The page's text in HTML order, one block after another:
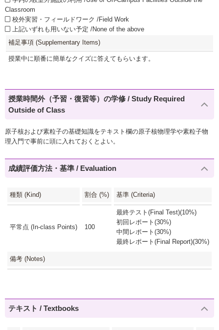
Classroom
校外実習・フィールドワーク /Field Work
上記いずれも用いない予定 /None of the above
補足事項 (Supplementary Items)
授業中に順番に簡単なクイズに答えてもらいます。
授業時間外（予習・復習等）の学修 / Study Required
Outside of Class
原子核および素粒子の基礎知識をテキスト欄の原子核物理学や素粒子物
理入門で事前に頭に入れておくとよい。
成績評価方法・基準 / Evaluation
種類 (Kind) 割合 (%) 基準 (Criteria)
平常点 (In-class Points) 100
最終テスト(Final Test)(10%)
初回レポート(30%)
中間レポート(30%)
最終レポート(Final Report)(30%)
備考 (Notes)
テキスト / Textbooks